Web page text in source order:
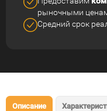
рыночными
Средний срок
Описание